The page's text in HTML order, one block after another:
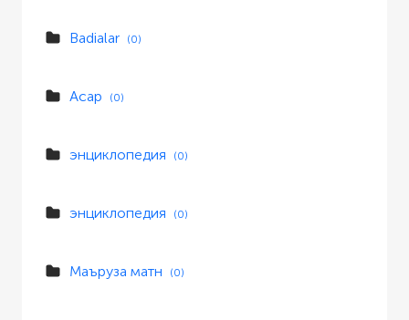
Badialar (0)
Асар (0)
энциклопедия (0)
энциклопедия (0)
Маъруза матн (0)